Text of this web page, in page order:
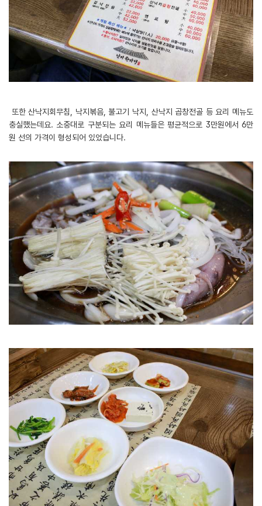
또한 산낙지회무침, 낙지볶음, 불고기 낙지, 산낙지 곱창전골 등 요리 메뉴도
충실했는데요. 소중대로 구분되는 요리 메뉴들은 평균적으로 3만원에서 6만
원 선의 가격이 형성되어 있었습니다.